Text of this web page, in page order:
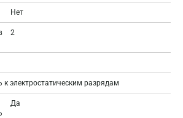
Нет
2
к электростатическим разрядам
Да